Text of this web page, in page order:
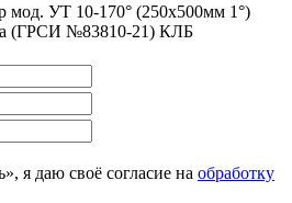
мод. УТ 10-170° (250x500мм 1°)
(ГРСИ №83810-21) КЛБ
я даю своё согласие на обработку